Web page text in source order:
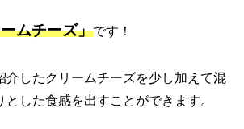
ムチーズ」です！
介したクリームチーズを少し加えて混
した食感を出すことができます。